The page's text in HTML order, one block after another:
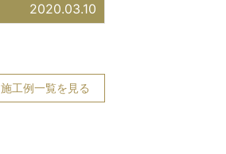
2020.03.10
施工例一覧を見る